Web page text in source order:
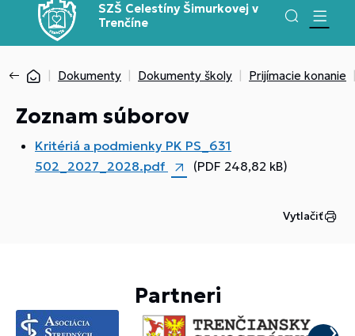
SZŠ Celestíny Šimurkovej v
Trenčíne
Dokumenty Dokumenty školy Prijímacie konanie
Zoznam súborov
Kritériá a podmienky PK PS_631
502_2027_2028.pdf
(PDF 248,82 kB)
Vytlačiť
Partneri